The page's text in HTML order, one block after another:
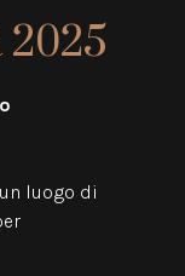
2025
luogo di